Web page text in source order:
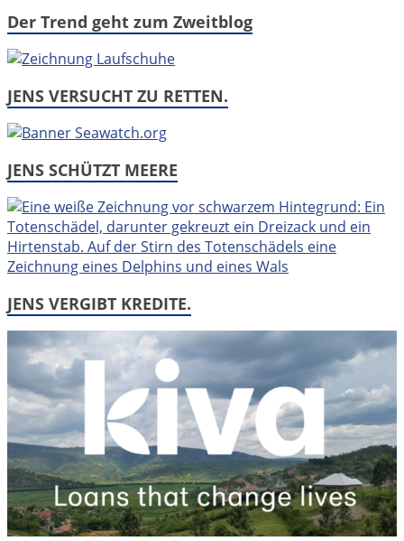
Der Trend geht zum Zweitblog
JENS VERSUCHT ZU RETTEN.
JENS SCHÜTZT MEERE
JENS VERGIBT KREDITE.